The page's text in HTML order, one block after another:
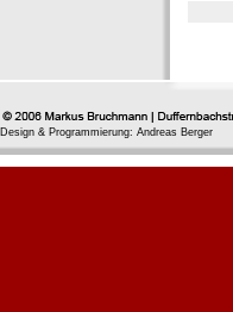
Design & Programmierung: Andreas Berger